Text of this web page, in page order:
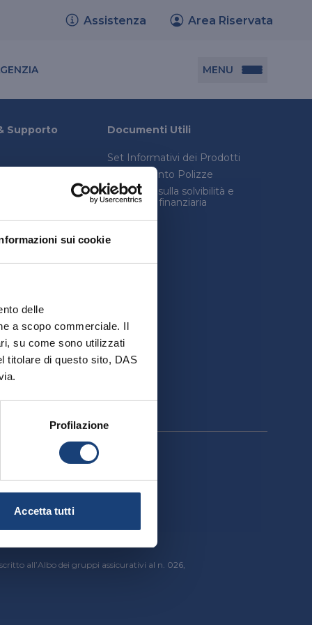
sui cookie
delle
a scopo commerciale. Il
su come sono utilizzati
titolare di questo sito, DAS
Profilazione
Accetta tutti
Assistenza Area Riservata
MENU
Documenti utili
Set informativi dei prodotti
Trasferimento polizze
Supporto Documenti Utili
Set Informativi dei Prodotti
Trasferimento Polizze
Relazione sulla solvibilità e
condizioni finanziaria
all’Albo dei gruppi assicurativi al n. 026,